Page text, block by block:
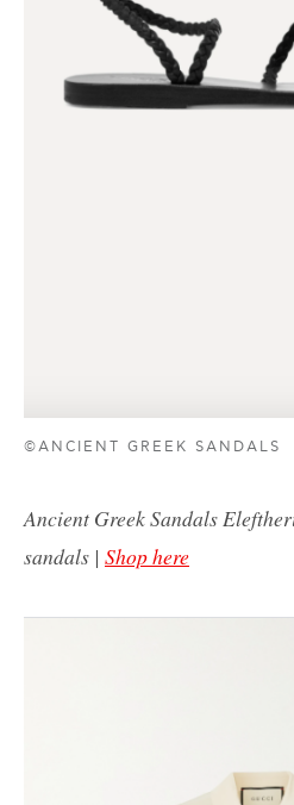
©ANCIENT GREEK SANDALS
Ancient Greek Sandals
sandals | Shop here